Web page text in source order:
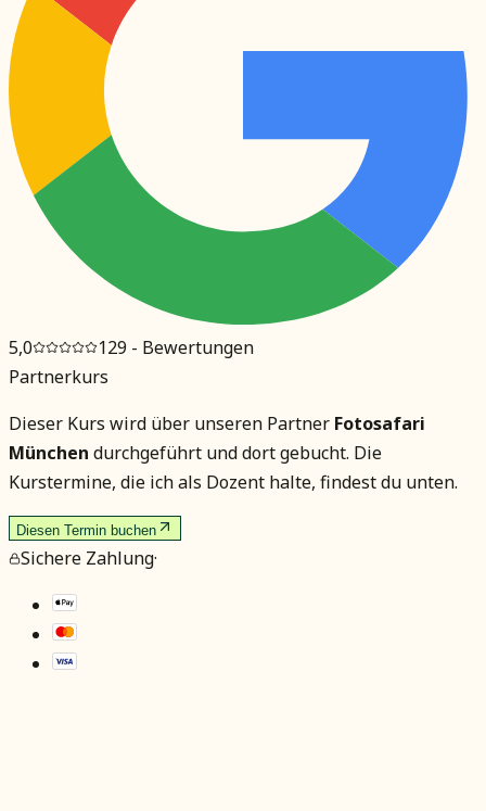
5,0 129 - Bewertungen
Partnerkurs
Dieser Kurs wird über unseren Partner Fotosafari
München durchgeführt und dort gebucht. Die
Kurstermine, die ich als Dozent halte, findest du unten.
Diesen Termin buchen
Sichere Zahlung·